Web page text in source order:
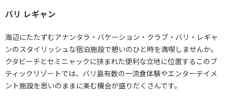
バリ レギャン
海辺にたたずむアナンタラ・バケーション・クラブ・バリ・レギャ
ンのスタイリッシュな宿泊施設で憩いのひと時を満喫しませんか。
クタビーチとセミニャックに挟まれた便利な立地に位置するこのブ
ティックリゾートでは、バリ島有数の一流食体験やエンターテイメ
ント施設を思いのままに楽む機会が盛りだくさんです。